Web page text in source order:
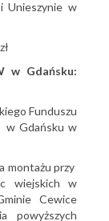
Unieszynie w
w Gdańsku:
Funduszu
w Gdańsku w
montażu przy
wiejskich w
Cewice
powyższych